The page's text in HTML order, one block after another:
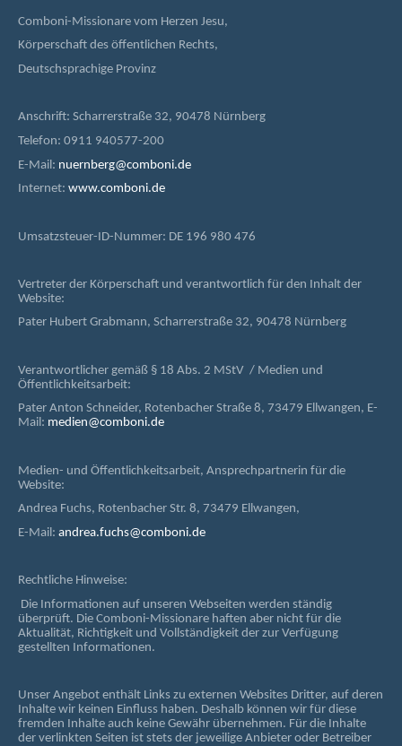
Comboni-Missionare vom Herzen Jesu,
Körperschaft des öffentlichen Rechts,
Deutschsprachige Provinz
Anschrift: Scharrerstraße 32, 90478 Nürnberg
Telefon: 0911 940577-200
E-Mail: nuernberg@comboni.de
Internet: www.comboni.de
Umsatzsteuer-ID-Nummer: DE 196 980 476
Vertreter der Körperschaft und verantwortlich für den Inhalt der
Website:
Pater Hubert Grabmann, Scharrerstraße 32, 90478 Nürnberg
Verantwortlicher gemäß § 18 Abs. 2 MStV / Medien und
Öffentlichkeitsarbeit:
Pater Anton Schneider, Rotenbacher Straße 8, 73479 Ellwangen, E-
Mail: medien@comboni.de
Medien- und Öffentlichkeitsarbeit, Ansprechpartnerin für die
Website:
Andrea Fuchs, Rotenbacher Str. 8, 73479 Ellwangen,
E-Mail: andrea.fuchs@comboni.de
Rechtliche Hinweise:
Die Informationen auf unseren Webseiten werden ständig
überprüft. Die Comboni-Missionare haften aber nicht für die
Aktualität, Richtigkeit und Vollständigkeit der zur Verfügung
gestellten Informationen.
Unser Angebot enthält Links zu externen Websites Dritter, auf deren
Inhalte wir keinen Einfluss haben. Deshalb können wir für diese
fremden Inhalte auch keine Gewähr übernehmen. Für die Inhalte
der verlinkten Seiten ist stets der jeweilige Anbieter oder Betreiber